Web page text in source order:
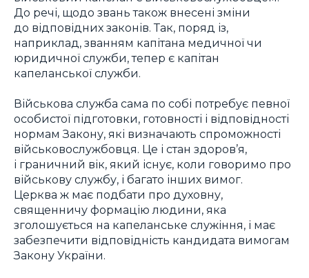
До речі, щодо звань також внесені зміни
до відповідних законів. Так, поряд із,
наприклад, званням капітана медичної чи
юридичної служби, тепер є капітан
капеланської служби.
Військова служба сама по собі потребує певної
особистої підготовки, готовності і відповідності
нормам Закону, які визначають спроможності
військовослужбовця. Це і стан здоров’я,
і граничний вік, який існує, коли говоримо про
військову службу, і багато інших вимог.
Церква ж має подбати про духовну,
священничу формацію людини, яка
зголошується на капеланське служіння, і має
забезпечити відповідність кандидата вимогам
Закону України.